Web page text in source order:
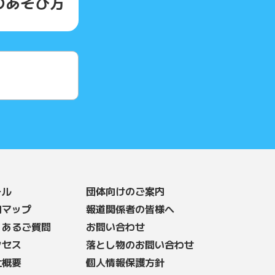
ップ
るご質問
ス
要
団体向けのご案内
報道関係者の皆様へ
お問い合わせ
落とし物のお問い合わせ
個人情報保護方針